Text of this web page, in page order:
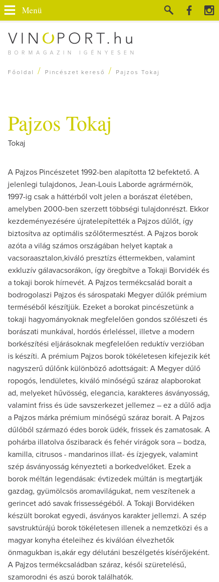
BORMAGAZIN IGÉNYESEN
Menü
Főoldal / Pincészet kereső / Pajzos Tokaj
Pajzos Tokaj
Tokaj
A Pajzos Pincészetet 1992-ben alapította 12 befektető. A
jelenlegi tulajdonos, Jean-Louis Laborde agrármérnök,
1997-ig csak a háttérből volt jelen a borászat életében,
amelyben 2000-ben szerzett többségi tulajdonrészt. Ekkor
kezdeményezésére újratelepítették a Pajzos dűlőt, így
biztosítva az optimális szőlőtermesztést. A Pajzos borok
azóta a világ számos országában helyet kaptak a
vacsoraasztalon,kiváló presztízs éttermekben, valamint
exkluzív gálavacsorákon, így öregbítve a Tokaji Borvidék és
a tokaji borok hírnevét. A Pajzos termékcsalád borait a
bodrogolaszi Pajzos és sárospataki Megyer dűlők prémium
terméséből készítjük. Ezeket a borokat pincészetünk a
tokaji hagyományoknak megfelelően gondos szőlészeti és
borászati munkával, hordós érleléssel, illetve a modern
borkészítési eljárásoknak megfelelően reduktív verzióban
is készíti. A prémium Pajzos borok tökéletesen kifejezik két
nagyszerű dűlőnk különböző adottságait: A Megyer dűlő
ropogós, lendületes, kiváló minőségű száraz alapborokat
ad, melyeket hűvösség, elegancia, karakteres ásványosság,
valamint friss és üde savszerkezet jellemez – ez a dűlő adja
a Pajzos márka prémium minőségű száraz borait. A Pajzos
dűlőből származó édes borok üdék, frissek és zamatosak. A
pohárba illatolva őszibarack és fehér virágok sora – bodza,
kamilla, citrusos - mandarinos illat- és ízjegyek, valamint
szép ásványosság kényezteti a borkedvelőket. Ezek a
borok méltán legendásak: évtizedek múltán is megtartják
gazdag, gyümölcsös aromavilágukat, nem veszítenek a
gerincet adó savak frissességéből. A Tokaji Borvidéken
készült borokat egyedi, ásványos karakter jellemzi. A szép
savstruktúrájú borok tökéletesen illenek a nemzetközi és a
magyar konyha ételeihez és kiválóan élvezhetők
önmagukban is,akár egy délutáni beszélgetés kísérőjeként.
A Pajzos termékcsaládban száraz, késői szüretelésű,
szamorodni és aszú borok találhatók.